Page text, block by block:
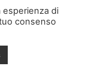
0445 691
alle 18:00
esperienza di
consenso